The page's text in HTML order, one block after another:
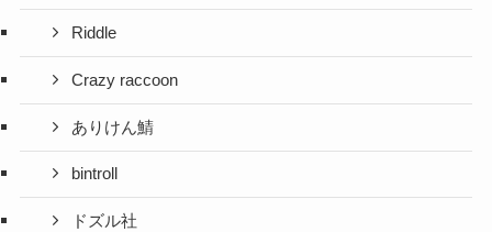
Riddle
Crazy raccoon
ありけん鯖
bintroll
ドズル社